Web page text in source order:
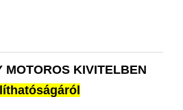
MOTOROS KIVITELBEN